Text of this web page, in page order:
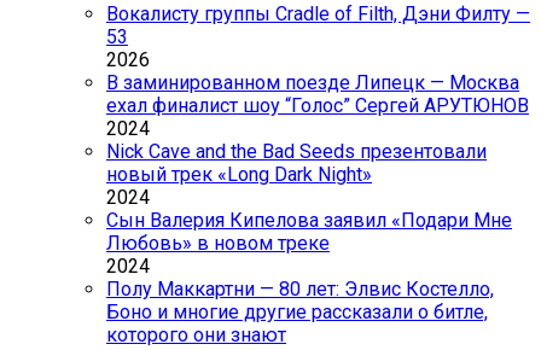
Вокалисту группы Cradle of Filth, Дэни Филту —
53
2026
В заминированном поезде Липецк — Москва
ехал финалист шоу “Голос” Сергей АРУТЮНОВ
2024
Nick Cave and the Bad Seeds презентовали
новый трек «Long Dark Night»
2024
Сын Валерия Кипелова заявил «Подари Мне
Любовь» в новом треке
2024
Полу Маккартни — 80 лет: Элвис Костелло,
Боно и многие другие рассказали о битле,
которого они знают